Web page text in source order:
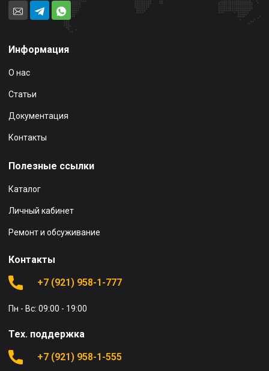
Информация
О нас
Статьи
Документация
Контакты
Полезные ссылки
Каталог
Личный кабинет
Ремонт и обсуживание
Контакты
+7 (921) 958-1-777
Пн - Вс: 09:00 - 19:00
Тех. поддержка
+7 (921) 958-1-555